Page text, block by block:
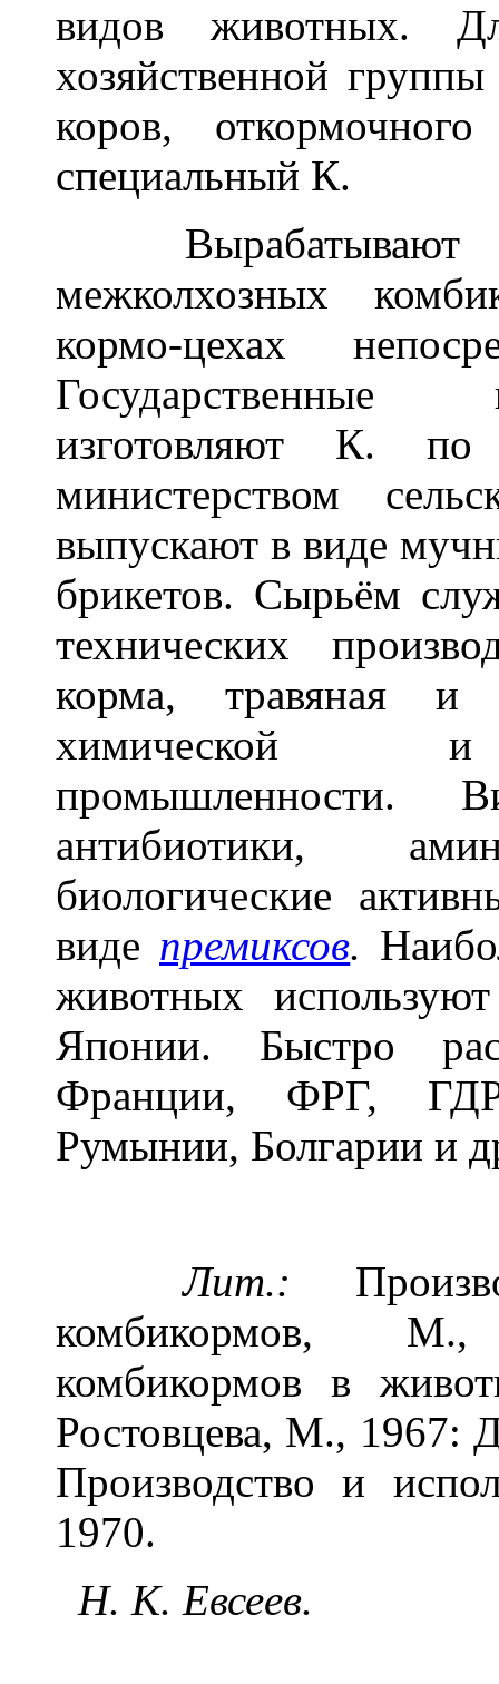
видов животных.
хозяйственной
коров,
специальный К.
Вырабатывают
межколхозных
кормо-цехах
Государственные
изготовляют К. по
министерством
выпускают в виде
брикетов. Сырьём
технических
корма, травяная и
химической и
промышленности.
антибиотики,
биологические
виде премиксов.
животных
Японии. Быстро
Франции, ФРГ,
Румынии, Болгарии и
Лит.:
комбикормов, М.,
комбикормов в
Ростовцева, М., 1967:
Производство и
1970.
Н. К. Евсеев.